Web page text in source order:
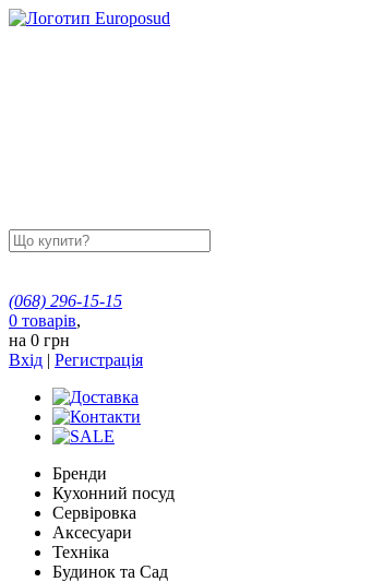
(068) 296-15-15
0 товарів,
на 0 грн
Вхід | Регистрація
Бренди
Кухонний посуд
Сервіровка
Аксесуари
Техніка
Будинок та Сад